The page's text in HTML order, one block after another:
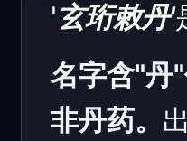
'玄珩敕丹'
名字含"丹
非丹药。